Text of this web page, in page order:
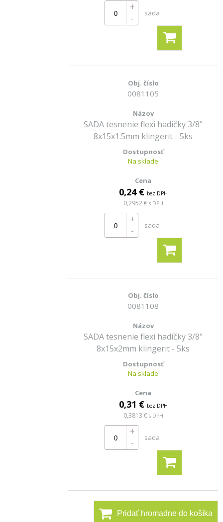
+
-
sada
0081105
SADA tesnenie flexi hadičky 3/8"
8x15x1.5mm klingerit - 5ks
Na sklade
0,24 € bez DPH
0,2952 € s DPH
+
-
sada
0081108
SADA tesnenie flexi hadičky 3/8"
8x15x2mm klingerit - 5ks
Na sklade
0,31 € bez DPH
0,3813 € s DPH
+
-
sada
Pridať hromadne do košíka